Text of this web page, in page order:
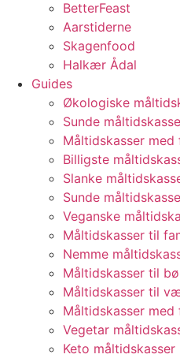
BetterFeast
Aarstiderne
Skagenfood
Halkær Ådal
Guides
Økologiske
Sunde
Måltidskasser
Billigste
Slanke
Sunde
Veganske
Måltidskasser til
Nemme
Måltidskasser til
Måltidskasser til
Måltidskasser med
Vegetar
Keto måltidskasser